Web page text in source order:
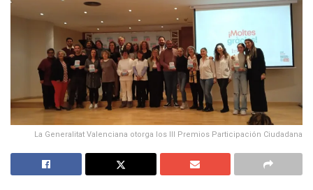
La Generalitat Valenciana otorga los III Premios Participación Ciudadana